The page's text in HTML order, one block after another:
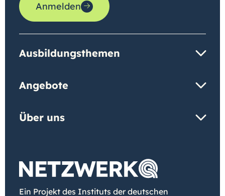
Anmelden
Ausbildungsthemen
Angebote
Über uns
Ein Projekt des Instituts der deutschen